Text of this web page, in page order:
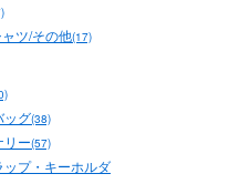
ツ/その他(17)
ッグ(38)
リー(57)
ップ・キーホルダ